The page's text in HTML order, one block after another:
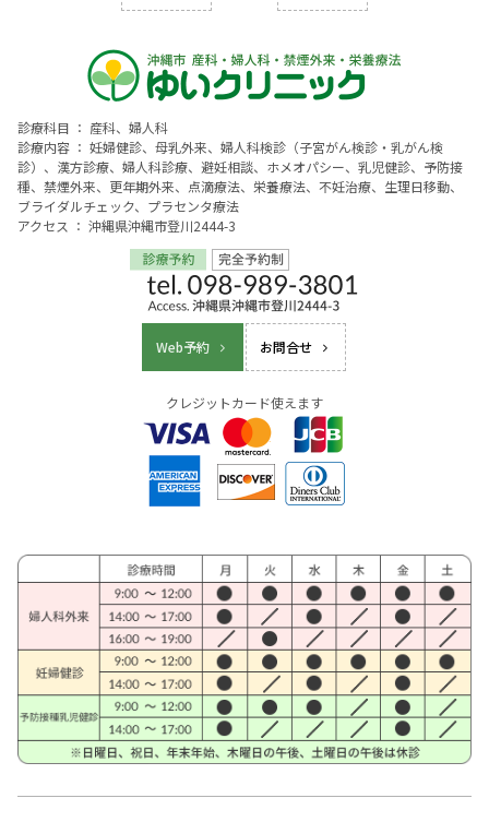
診療科目 ： 産科、婦人科
診療内容 ： 妊婦健診、母乳外来、婦人科検診（子宮がん検診・乳がん検
診）、漢方診療、婦人科診療、避妊相談、ホメオパシー、乳児健診、予防接
種、禁煙外来、更年期外来、点滴療法、栄養療法、不妊治療、生理日移動、
ブライダルチェック、プラセンタ療法
アクセス ： 沖縄県沖縄市登川2444-3
Web予約 お問合せ
クレジットカード使えます